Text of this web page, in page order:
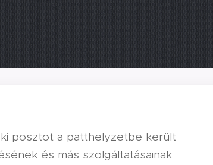
posztot a patthelyzetbe került
és más szolgáltatásainak